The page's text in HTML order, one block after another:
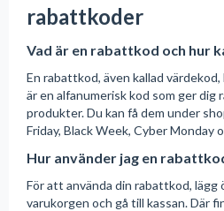
rabattkoder
Vad är en rabattkod och hur
En rabattkod, även kallad
är en alfanumerisk kod som ger dig
produkter. Du kan få dem under
Friday, Black Week, Cyber Monday
Hur använder jag en
För att använda din rabattkod, lägg
varukorgen och gå till kassan. Där